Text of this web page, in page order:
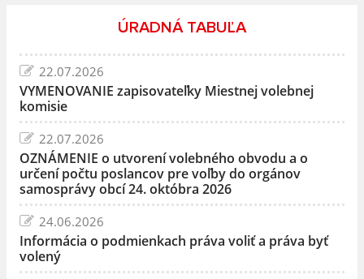
ÚRADNÁ TABUĽA
22.07.2026
VYMENOVANIE zapisovateľky Miestnej volebnej
komisie
22.07.2026
OZNÁMENIE o utvorení volebného obvodu a o
určení počtu poslancov pre voľby do orgánov
samosprávy obcí 24. októbra 2026
24.06.2026
Informácia o podmienkach práva voliť a práva byť
volený